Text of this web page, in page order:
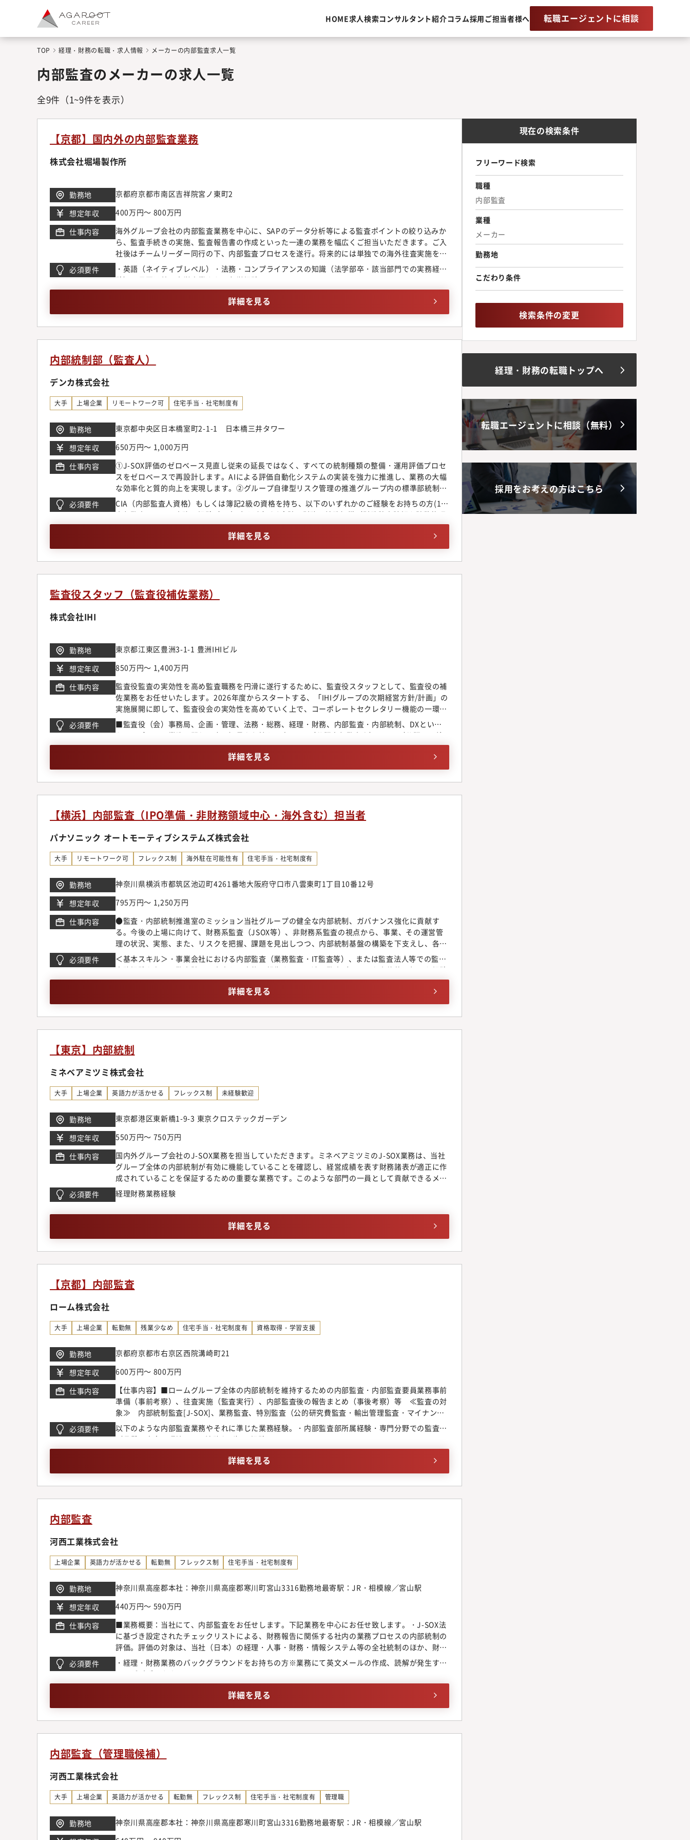
HOME求人検索コンサルタント紹介コラム採用ご担当者様へ 転職エージェントに相談
TOP 経理・財務の転職・求人情報 メーカーの内部監査求人一覧
内部監査のメーカーの求人一覧
全9件 （1~9件を表示）
【京都】国内外の内部監査業務
株式会社堀場製作所
勤務地
京都府京都市南区吉祥院宮ノ東町2
想定年収
400万円～ 800万円
仕事内容
海外グループ会社の内部監査業務を中心に、SAPのデータ分析等による監査ポイントの絞り込みか
ら、監査手続きの実施、監査報告書の作成といった一連の業務を幅広くご担当いただきます。ご入
社後はチームリーダー同行の下、内部監査プロセスを遂行。将来的には単独での海外往査実施をお
任せいたします。HORIBAグループ全体を対象とした内部監査を通じて、コンプライアンス問題の
未然防止、早期発見および対策提案を行い、企業価値の更なる向上に貢献することを部門のミッ
ションとしております。入社後、初めは記載された業務を担当いただきますが、その後は個々の適
性に応じて、当社や関連グループにおける業務全般に変更の可能性もあります。
必須要件
・英語（ネイティブレベル）・法務・コンプライアンスの知識（法学部卒・該当部門での実務経
験）・母国以外の大学卒業または留学経験
詳細を見る
内部統制部（監査人）
デンカ株式会社
大手 上場企業 リモートワーク可 住宅手当・社宅制度有
勤務地
東京都中央区日本橋室町2-1-1 日本橋三井タワー
想定年収
650万円～ 1,000万円
仕事内容
①J-SOX評価のゼロベース見直し従来の延長ではなく、すべての統制種類の整備・運用評価プロセ
スをゼロベースで再設計します。AIによる評価自動化システムの実装を強力に推進し、業務の大幅
な効率化と質的向上を実現します。②グループ自律型リスク管理の推進グループ内の標準部統制に
基づく自律的評価（CSA）の対象範囲を拡大します。各拠点が自律的にリスクを特定・改善できる
仕組みを定着させ、グループ全域のガバナンス底上げとリスク低減を図ります。③新領域監査のグ
ランドデザイン策定と実装情報セキュリティ、サステナビリティ、非財務情報開示など、将来の監
査実施を見据えた「監査アウトライン」を可能な限り早いタイミングで策定します。④AI活用によ
（USCPA）、公認内部監査人（CIA）などの高度な専門資格を有するキャリア入社者が多数活躍し
ています。■期待する役割・AIやデータ分析による監査高度化・自動化を進めるうえで、プロジェ
査領域を担当し、内部監査を実施しながら実務を覚えます。並行して、新しい監査の仕組み作りに
た活躍を期待します。ご希望と実力に応じ、管理職として挑戦いただく機会も提供可能な環境で
必須要件
CIA（内部監査人資格）もしくは簿記2級の資格を持ち、以下のいずれかのご経験をお持ちの方(1)
内部監査・J-SOX実務の経験（目安3年以上）(2)会計・財務・法務知識（財務諸表読解や計数的理
解力）(3)監査領域における生成AI・最先端Tech活用のご経験(4)大量データからの異常値検知をは
じめとする、データアナリティクスのご経験(5)不正調査・フォレンジック の業務・分野での経験
と専門性
詳細を見る
監査役スタッフ（監査役補佐業務）
株式会社IHI
勤務地
東京都江東区豊洲3-1-1 豊洲IHIビル
想定年収
850万円～ 1,400万円
仕事内容
監査役監査の実効性を高め監査職務を円滑に遂行するために、監査役スタッフとして、監査役の補
佐業務をお任せいたします。2026年度からスタートする、「IHIグループの次期経営方針/計画」の
実施展開に即して、監査役会の実効性を高めていく上で、コーポレートセクレタリー機能の一環
（一部）である、監査役（会）事務局の機能強化を図る重要な取り組みを推進いただきます。経営
層に近い組織で全社に影響力を発揮する業務に携わることができます。■職務内容監査役（会）事
務局員は、監査役監査が効果的・効率的に行われ、監査役会としての活動目的を達成するように補
助する役割を担っています。役員である監査役と同じ視点でグループ会社全体を横断的に俯瞰し、
査、監査後フォロー）◆監査役監査実務（期中監査・期末監査、内部統制監査、その他）の企画立
案・監査支援◆監査報告・監査議事録・監査役会議事録、有価証券報告書等の関連外部公表資料の
作成◆法令等の改正に伴う社内規則類（監査役会規則、監査役監査基準、その他）の見直し◆監査
役秘書業務（例：社内部門・社外関係者との日程調整、国内外出張の手配同行等）監査役会はコー
ポレートガバナンスにおいて取締役の職務執行を適切に監督し、企業価値向上に貢献すべく、経営
課題への積極的な監査、社内外取締役や執行役員等との対話、内部監査・会計監査との連携強化が
求められます。また、企業の透明性、健全性、持続的成長を支えるために、監査補助使用人として
リスク管理・ガバナンス・コミュニケーション・DXデジタル技術等を結集し、監査役会と経営執
行部の橋渡しとして機能する、主体的な姿勢と能動的な役割を担っていただきます。従来の「事務
待します。【ポジションの魅力】コーポレート共通の重点施策として「コーポレート改革」を実行
に移していくターニングポイントにあり、グループガバナンスの在り方見直しの議論・検討に積極
的に参画してもらうことで、今後、コーポレート人財としての活躍・成長が期待できます。当社は
複数の事業を抱えており、事業ごとに考え方・やり方が異なる側面があるため、ガバナンスにおけ
る実効性の向上は難易度が高い課題である一方、注目度・期待度が高いミッションであり、経営に
近いところで、俯瞰的視点や経営課題の解決力を養えます。出張：有（国内外）
必須要件
■監査役（会）事務局、企画・管理、法務・総務、経理・財務、内部監査・内部統制、DXといっ
たコーポレート業務に関わる広い知見をお持ちの方■CIA（公認内部監査人）、CFE（公認不正検
査士）、CISA（公認情報システム監査人）等いずれかの資格をお持ちの方
詳細を見る
【横浜】内部監査（IPO準備・非財務領域中心・海外含む）担当者
パナソニック オートモーティブシステムズ株式会社
大手 リモートワーク可 フレックス制 海外駐在可能性有 住宅手当・社宅制度有
勤務地
神奈川県横浜市都筑区池辺町4261番地大阪府守口市八雲東町1丁目10番12号
想定年収
795万円～ 1,250万円
仕事内容
●監査・内部統制推進室のミッション当社グループの健全な内部統制、ガバナンス強化に貢献す
る。今後の上場に向けて、財務系監査（JSOX等）、非財務系監査の視点から、事業、その運営管
理の状況、実態、また、リスクを把握、課題を見出しつつ、内部統制基盤の構築を下支えし、各現
場での改善につなげることで、グループ経営に貢献する。●担当業務と役割当社は、パナソニック
グループからのカーブアウトを経て、株式上場（IPO）に向けた内部監査体制の強化を進めていま
す。本ポジションでは、内部監査担当者として、財務領域、非財務領域監査の業務を幅広くご担当
いただきます。内部監査機能の中核を担う実務責任者としての役割を期待しています。具体的に
一貫して担い、上場企業として求められる内部監査水準を社内に定着させる役割を期待していま
す。●具体的な仕事内容・内部監査計画の策定および見直し・内部監査の業務設計（監査方針、監
査手法、チェックリスト等の整備）・各部門に対する内部監査の実施（国内拠点に加え、海外子会
社・関連会社を含む）・非財務領域を中心とした監査（コンプライアンス、情報セキュリティ、人
事、総務、リスク管理等）・監査結果の取りまとめ、監査報告書の作成・経営層・幹部向け監査報
告および改善提案、指摘事項に対する是正対応のフォローアップ・本社機能部門と連携し、各領域
の専門的知見を取り込みながら、非財務領域を含む内部監査の高度化および監査手法の整備を推進
※財務領域（J-SOX）については既存体制がありますが、本ポジションでは非財務領域を含む全社
的な内部監査機能の高度化が主なミッションとなります。●この仕事を通じて得られること・IPO
（コンプライアンス・情報セキュリティ・人事・総務等）を含む、幅広い監査スコープの実務経
験・監査計画立案から実査、報告、改善フォローまでを一貫して担うことによる、内部監査人とし
ての専門性の深化・経営層・各部門と直接対話し、会社のガバナンス・リスク管理に影響を与える
立場で仕事ができる環境・上場後も見据えた、内部監査・ガバナンス領域での長期的なキャリア形
仕事ができる）・ グローバルな業務多数（北米・欧州・中国・アジア・インドの関連会社のIT部門
との日常的にやり取りがあり）・キャリア採用社員も多数活躍中●キャリアパス本ポジションは、
IPO準備および上場後を見据えた内部監査人材の中核ポジションです。入社後は、内部監査担当者
的に進化させる役割を期待しています。
必須要件
＜基本スキル＞・事業会社における内部監査（業務監査・IT監査等）、または監査法人等での監査
実務経験を有し、監査計画の立案から実施・報告までの一連の監査プロセスを主体的に担った経験
（監査手続の設計・実施および監査調書作成を含む）目安：5年以上・海外拠点への監査対応（欧
州、北米等）が可能なコミュニケーション力・特定領域に限定されない幅広い業務プロセスへの理
解を有し、内部統制の観点から全社的なリスクを俯瞰できる方
詳細を見る
【東京】内部統制
ミネベアミツミ株式会社
大手 上場企業 英語力が活かせる フレックス制 未経験歓迎
勤務地
東京都港区東新橋1-9-3 東京クロステックガーデン
想定年収
550万円～ 750万円
仕事内容
国内外グループ会社のJ-SOX業務を担当していただきます。ミネベアミツミのJ-SOX業務は、当社
グループ全体の内部統制が有効に機能していることを確認し、経営成績を表す財務諸表が適正に作
成されていることを保証するための重要な業務です。このような部門の一員として貢献できるメン
バーを募集しています。具体的には以下業務をご担当いただきます。・国内グループ会社の全社統
制レビュー業務・海外グループ会社の全社統制レビュー業務・国内グループ会社のプロセス統制テ
スト／レビュー業務・海外グループ会社のプロセス統制レビュー業務・不備改善・報告業務・内部
統制業務の改善活動当社の屋台骨を支える、やりがいのある仕事です。※ご本人の適性に合わせ
す。・J-SOXを通じて、サステナビリティを高め、会社の発展に貢献することができます。・当社
の屋台骨を支える、やりがいのある仕事です。◆出張頻度：年数回 国内外問わず◆想定配属部
必須要件 経理財務業務経験
詳細を見る
【京都】内部監査
ローム株式会社
大手 上場企業 転勤無 残業少なめ 住宅手当・社宅制度有 資格取得・学習支援
勤務地
京都府京都市右京区西院溝崎町21
想定年収
600万円～ 800万円
仕事内容
【仕事内容】■ロームグループ全体の内部統制を維持するための内部監査・内部監査要員業務事前
準備（事前考察）、往査実施（監査実行）、内部監査後の報告まとめ（事後考察）等 ≪監査の対
象≫ 内部統制監査[J-SOX]、業務監査、特別監査（公的研究費監査・輸出管理監査・マイナン
バー監査）等・業務監査のテーマ検討・調整など・内部監査体制の強化改善【配属部門のミッショ
ン】業務の効率化を高めてあらゆるリスクを低減する監査を実行し続け、的確な助言により改善を
推進する。1.不正に繋がる可能性のあるシステムやルールをロームグループの問題として正す。2.
監査を通じて従業員のコンプライアンス意識を向上する。3.社会に信頼される会社であることを公
ンスに関わる仕事で貢献できるポジションです。・経験豊富な種々な職域経験者から若手世代まで
いる職場で、前向きに業務に取り組める雰囲気の職場です。・新しい棟での業務（ビジネスカジュ
アルと最新の職場環境での業務）で、明るく洗練された職場環境です。
必須要件
以下のような内部監査業務やそれに準じた業務経験。・内部監査部所属経験・専門分野での監査
（品質・安全・環境・IT・法務など）の経験
詳細を見る
内部監査
河西工業株式会社
上場企業 英語力が活かせる 転勤無 フレックス制 住宅手当・社宅制度有
勤務地
神奈川県高座郡本社：神奈川県高座郡寒川町宮山3316勤務地最寄駅：JR・相模線／宮山駅
想定年収
440万円～ 590万円
仕事内容
■業務概要：当社にて、内部監査をお任せします。下記業務を中心にお任せ致します。・J-SOX法
に基づき設定されたチェックリストによる、財務報告に関係する社内の業務プロセスの内部統制の
評価。評価の対象は、当社（日本）の経理・人事・財務・情報システム等の全社統制のほか、財務
報告・調達・営業・在庫管理の業務プロセス、および海外拠点（中国、欧州）が対象。・J-SOX評
価業務に加えて、会社組織に対する内部監査業務のサポート 。将来的には内部監査の業務を増や
し、業務経験をベースに公的な内部監査人資格（CIA）の取得も目指す事も可能です。■就業環
境：当社はフレックス制活用、年間休日121日とON／OFFメリハリをつけた働き方が可能な環境で
必須要件
・経理・財務業務のバックグラウンドをお持ちの方※業務にて英文メールの作成、読解が発生する
ことがございます。
詳細を見る
内部監査（管理職候補）
河西工業株式会社
大手 上場企業 英語力が活かせる 転勤無 フレックス制 住宅手当・社宅制度有 管理職
勤務地
神奈川県高座郡本社：神奈川県高座郡寒川町宮山3316勤務地最寄駅：JR・相模線／宮山駅
現在の検索条件
フリーワード検索
職種
内部監査
業種
メーカー
勤務地
こだわり条件
検索条件の変更
経理・財務の転職トップへ
転職エージェントに相談（無料）
採用をお考えの方はこちら